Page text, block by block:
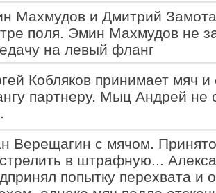
Махмудов и Дмитрий
поля. Эмин Махмудов не
на левый фланг
Кобляков принимает мяч и
партнеру. Мыц Андрей не
Верещагин с мячом.
в штрафную...
попытку перехвата и